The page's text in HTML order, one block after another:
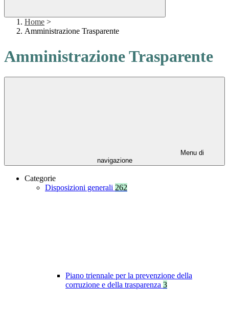
Home >
Amministrazione Trasparente
Amministrazione Trasparente
Menu di
navigazione
Categorie
Disposizioni generali 262
Piano triennale per la prevenzione della
corruzione e della trasparenza 3